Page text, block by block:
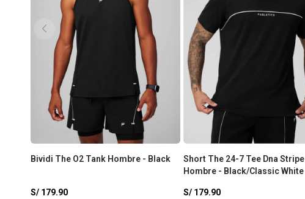
Bividi The O2 Tank Hombre - Black
S/ 179.90
Short The 24-7 Tee Dna Stripe
Hombre - Black/Classic White
S/ 179.90